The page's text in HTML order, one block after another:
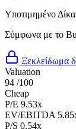
Υποτιμημένο
Σύμφωνα με το
Ξεκλείδωμα
Valuation
94 /100
Cheap
P/E 9.53x
EV/EBITDA
P/S 0.54x